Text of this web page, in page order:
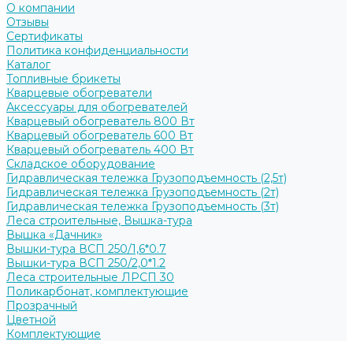
О компании
Отзывы
Сертификаты
Политика конфиденциальности
Каталог
Топливные брикеты
Кварцевые обогреватели
Аксессуары для обогревателей
Кварцевый обогреватель 800 Вт
Кварцевый обогреватель 600 Вт
Кварцевый обогреватель 400 Вт
Складское оборудование
Гидравлическая тележка Грузоподъемность (2,5т)
Гидравлическая тележка Грузоподъемность (2т)
Гидравлическая тележка Грузоподъемность (3т)
Леса строительные, Вышка-тура
Вышка «Дачник»
Вышки-тура ВСП 250/1,6*0.7
Вышки-тура ВСП 250/2,0*1.2
Леса строительные ЛРСП 30
Поликарбонат, комплектующие
Прозрачный
Цветной
Комплектующие